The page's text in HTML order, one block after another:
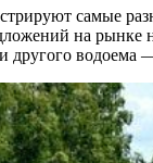
самые
на рынке
другого водоема